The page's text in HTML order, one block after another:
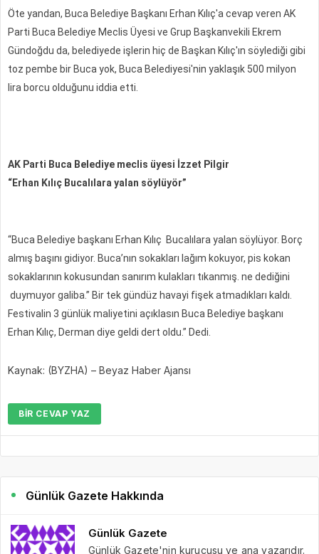
Öte yandan, Buca Belediye Başkanı Erhan Kılıç'a cevap veren AK
Parti Buca Belediye Meclis Üyesi ve Grup Başkanvekili Ekrem
Gündoğdu da, belediyede işlerin hiç de Başkan Kılıç'ın söylediği gibi
toz pembe bir Buca yok, Buca Belediyesi'nin yaklaşık 500 milyon
lira borcu olduğunu iddia etti.
AK Parti Buca Belediye meclis üyesi İzzet Pilgir
“Erhan Kılıç Bucalılara yalan söylüyör”
“Buca Belediye başkanı Erhan Kılıç Bucalılara yalan söylüyor. Borç
almış başını gidiyor. Buca’nın sokakları lağım kokuyor, pis kokan
sokaklarının kokusundan sanırım kulakları tıkanmış. ne dediğini
duymuyor galiba.” Bir tek gündüz havayi fişek atmadıkları kaldı.
Festivalin 3 günlük maliyetini açıklasın Buca Belediye başkanı
Erhan Kılıç, Derman diye geldi dert oldu.” Dedi.
Kaynak: (BYZHA) – Beyaz Haber Ajansı
BIR CEVAP YAZ
Günlük Gazete Hakkında
Günlük Gazete
Günlük Gazete'nin kurucusu ve ana yazarıdır.